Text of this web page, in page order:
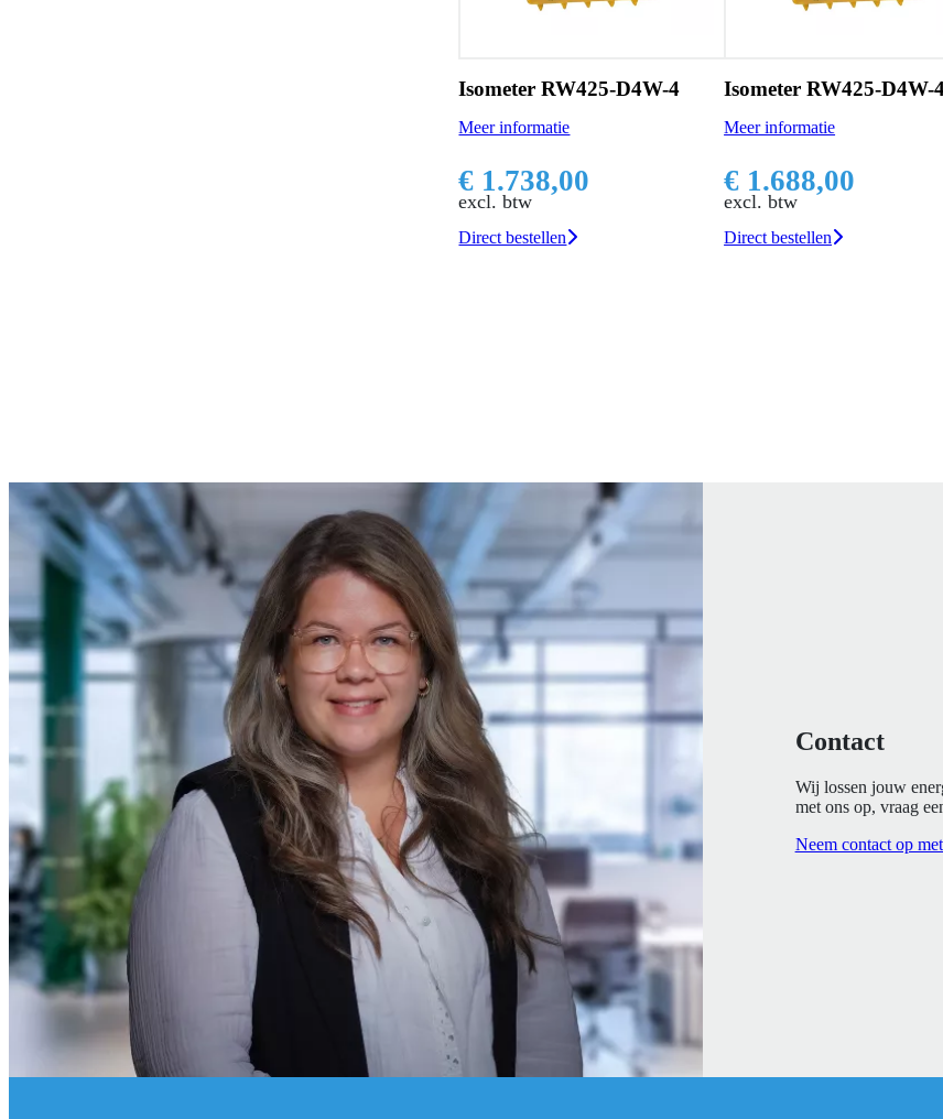
Isometer RW425-D4W-4
Meer informatie
€ 1.738,00
excl. btw
Direct bestellen
Isometer RW425-D4W-
Meer informatie
€ 1.688,00
excl. btw
Direct bestellen
Contact
Wij lossen jouw
met ons op, vraag
Neem contact op